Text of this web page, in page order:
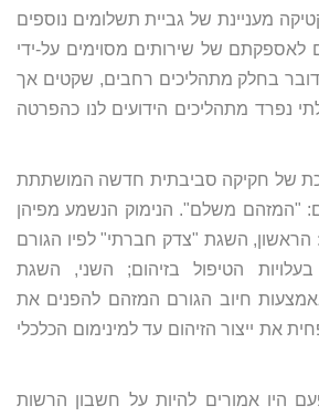
מעניינת של גביית תשלומים נוספים
לאספקתם של שירותים מסוימים על-ידי
בחלק מתהליכים רחבים, שקטים אך
נפרד מתהליכים הידועים לנו כהפרטה
של חקיקה סביבתית חדשה המושתתת
"המזהם משלם". הנימוק הנשמע מפיהן
הראשון, השגת "צדק חברתי" לפיו הגורם
הטיפול בזיהום; השני, השגת
חיוב הגורם המזהם להפנים את
את ייצור הזיהום עד למינימום הכלכלי
היו אמורים להיות על חשבון הרשות